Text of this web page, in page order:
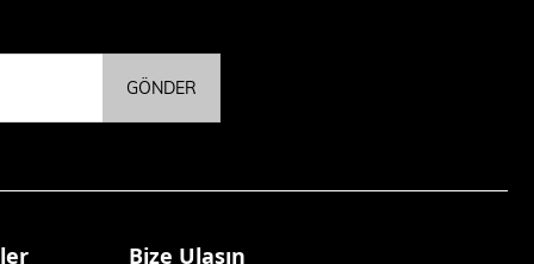
GÖNDER
Bize Ulaşın